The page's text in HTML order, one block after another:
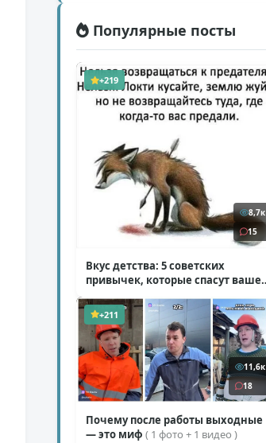
Популярные посты
+219
8,7к
15
Вкус детства: 5 советских
привычек, которые спасут ваше
+211
11,6к
18
Почему после работы выходные
— это миф ( 1 фото + 1 видео )